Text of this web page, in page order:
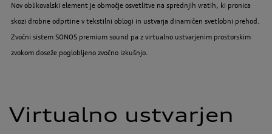
Nov oblikovalski element je območje osvetlitve na sprednjih vratih, ki pronica
skozi drobne odprtine v tekstilni oblogi in ustvarja dinamičen svetlobni prehod.
Zvočni sistem SONOS premium sound pa z virtualno ustvarjenim prostorskim
zvokom doseže poglobljeno zvočno izkušnjo.
Virtualno ustvarjen